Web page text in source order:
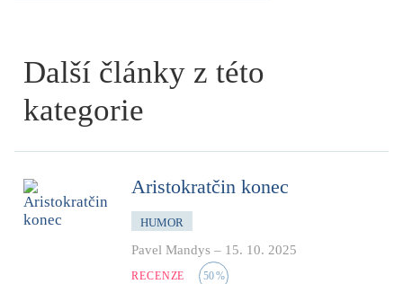
Další články z této
kategorie
Aristokratčin konec
HUMOR
Pavel Mandys – 15. 10. 2025
RECENZE 50%